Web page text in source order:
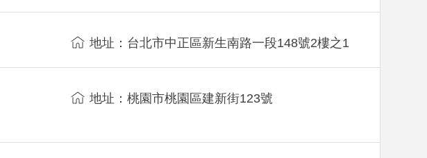
地址：台北市中正區新生南路一段148號2樓之1
地址：桃園市桃園區建新街123號